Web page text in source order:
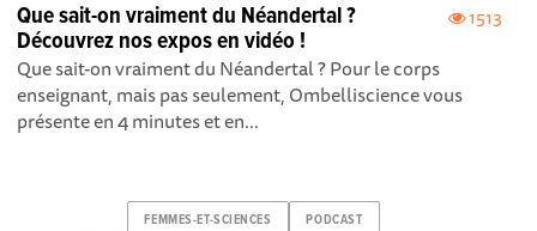
1513
Que sait-on vraiment du Néandertal ?
Découvrez nos expos en vidéo !
Que sait-on vraiment du Néandertal ? Pour le corps
enseignant, mais pas seulement, Ombelliscience vous
présente en 4 minutes et en...
FEMMES-ET-SCIENCES PODCAST